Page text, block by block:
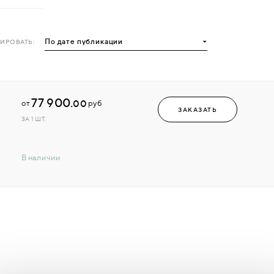
В наличии
от77 900.00 руб
ЗА 1 ШТ.
ЗАКАЗАТЬ